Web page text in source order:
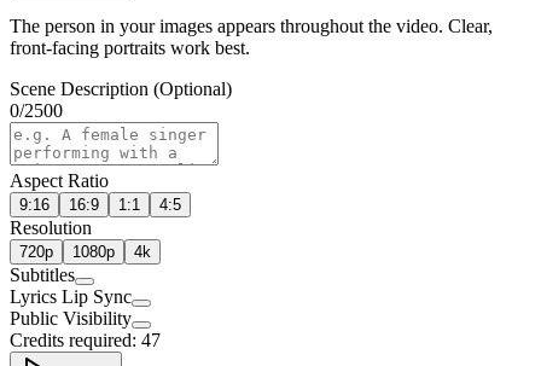
The person in your images appears throughout the video. Clear,
front-facing portraits work best.
Scene Description (Optional)
0/2500
Aspect Ratio
9:16 16:9 1:1 4:5
Resolution
720p 1080p 4k
Subtitles
Lyrics Lip Sync
Public Visibility
Credits required: 47